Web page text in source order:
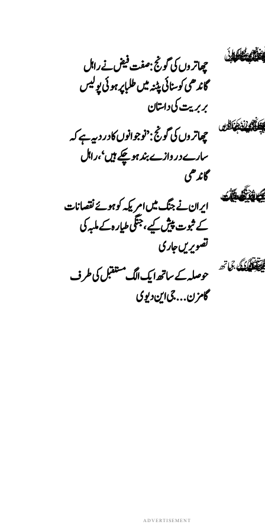
چھاتروں کی گونج: صفت فیض نے راہل
گاندھی کو سنائی پٹنہ میں طلبا پر ہوئی پولیس
بربریت کی داستان
چھاتروں کی گونج: ’نوجوانوں کا درد یہ ہے کہ
سارے دروازے بند ہو چکے ہیں‘، راہل
گاندھی
ایران نے جنگ میں امریکہ کو ہوئے نقصانات
کے ثبوت پیش کیے، جنگی طیارہ کے ملبہ کی
تصویریں جاری
حوصلہ کے ساتھ ایک الگ مستقبل کی طرف
گامزن... جی این دیوی
ADVERTISEMENT